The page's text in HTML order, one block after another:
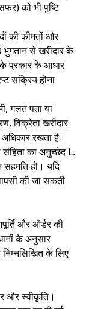
को भी पुष्टि
की कीमतों और
भुगतान से खरीदार के
प्रकार के आधार
सक्रिय होना
गलत पता या
विक्रेता खरीदार
रखता है।
संहिता का अनुच्छेद L.
सहमति हो। यदि
की जा सकती
और ऑर्डर की
के अनुसार
निम्नलिखित के लिए
और स्वीकृति।